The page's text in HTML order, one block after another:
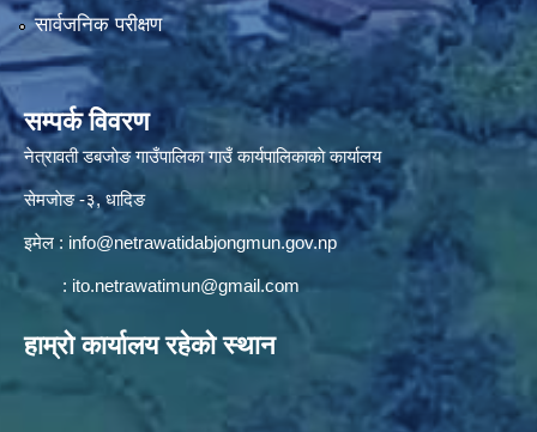
सार्वजनिक परीक्षण
सम्पर्क विवरण
नेत्रावती डबजाेङ गाउँपालिका गाउँ कार्यपालिकाकाे कार्यालय
सेमजाेङ -३, धादिङ
इमेल : info@netrawatidabjongmun.gov.np
: ito.netrawatimun@gmail.com
हाम्राे कार्यालय रहेकाे स्थान